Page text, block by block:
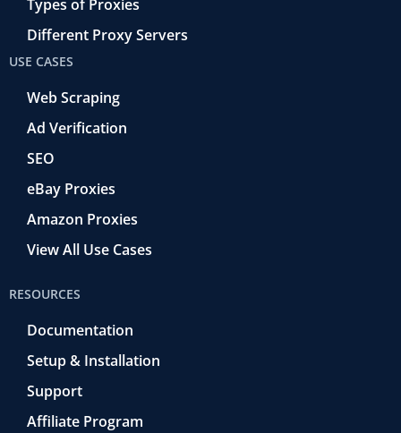
Types of Proxies
Different Proxy Servers
USE CASES
Web Scraping
Ad Verification
SEO
eBay Proxies
Amazon Proxies
View All Use Cases
RESOURCES
Documentation
Setup & Installation
Support
Affiliate Program